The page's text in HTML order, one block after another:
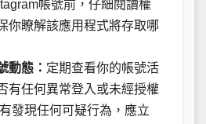
帳號前，仔細閱讀權
你瞭解該應用程式將存取哪
動態： 定期查看你的帳號活
有任何異常登入或未經授權
發現任何可疑行為，應立